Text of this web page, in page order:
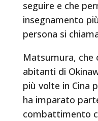
seguire e che
insegnamento
persona si
Matsumura, che
abitanti di
più volte in Cina
ha imparato
combattimento